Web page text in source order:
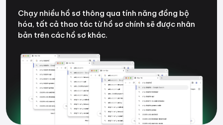
Chạy nhiều hồ sơ thông qua tính năng đồng bộ
hóa, tất cả thao tác từ hồ sơ chính sẽ được nhân
bản trên các hồ sơ khác.